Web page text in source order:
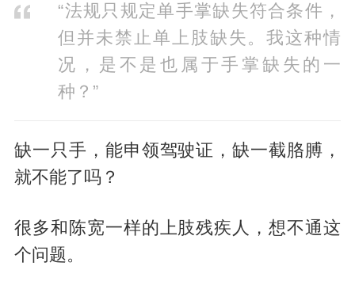
“法规只规定单手掌缺失符合条件，
但并未禁止单上肢缺失。我这种情
况，是不是也属于手掌缺失的一
种？”
缺一只手，能申领驾驶证，缺一截胳膊，
就不能了吗？
很多和陈宽一样的上肢残疾人，想不通这
个问题。